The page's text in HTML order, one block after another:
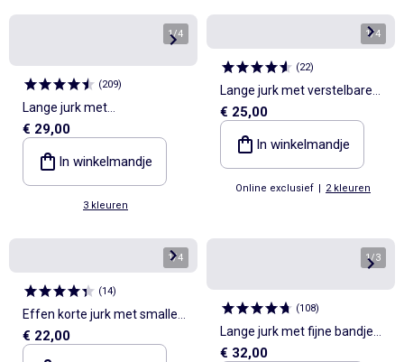
1/4
(209)
Lange jurk met
overslagkraag en
fantasiejuweel
€ 29,00
In winkelmandje
3 kleuren
1/4
(22)
Lange jurk met verstelbare
spaghettibandjes
€ 25,00
In winkelmandje
Online exclusief | 2 kleuren
1/4
(14)
Effen korte jurk met smalle
bandjes
€ 22,00
1/3
(108)
Lange jurk met fijne bandjes
en borduursels
€ 32,00